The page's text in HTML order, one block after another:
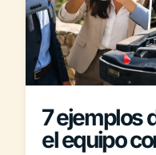
7 ejemplos
el equipo